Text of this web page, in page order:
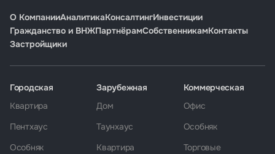
О КомпанииАналитикаКонсалтингИнвестиции
Гражданство и ВНЖПартнёрамСобственникамКонтакты
Застройщики
Городская
Квартира
Пентхаус
Особняк
Зарубежная
Дом
Таунхаус
Квартира
Коммерческая
Офис
Особняк
Торговые